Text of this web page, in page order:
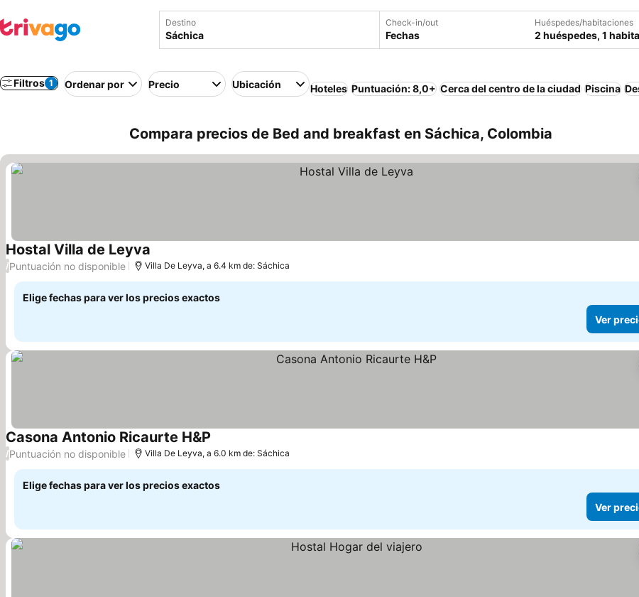
Destino Check-in/out
Fechas
Huéspedes/habitaciones
2 huéspedes, 1
Filtros 1 Ordenar por Precio Ubicación Hoteles Puntuación: 8,0+ Cerca del centro de la ciudad Piscina
Compara precios de Bed and breakfast en Sáchica, Colombia
Hostal Villa de Leyva
/Puntuación no disponible Villa De Leyva, a 6.4 km de: Sáchica
Elige fechas para ver los precios exactos
Ver
Casona Antonio Ricaurte H&P
/Puntuación no disponible Villa De Leyva, a 6.0 km de: Sáchica
Elige fechas para ver los precios exactos
Ver